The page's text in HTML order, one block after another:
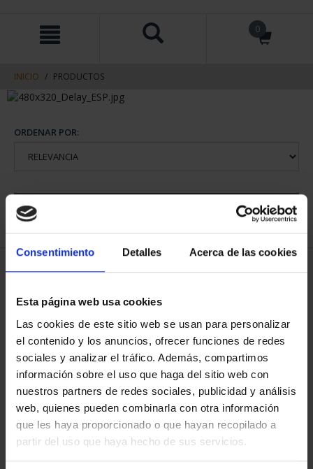
Consentimiento Detalles Acerca de las cookies
Esta página web usa cookies
Las cookies de este sitio web se usan para personalizar
el contenido y los anuncios, ofrecer funciones de redes
sociales y analizar el tráfico. Además, compartimos
información sobre el uso que haga del sitio web con
nuestros partners de redes sociales, publicidad y análisis
web, quienes pueden combinarla con otra información
que les haya proporcionado o que hayan recopilado a
partir del uso que haya hecho de sus servicios.
contenido
navegacin
0
INICIO PRODUCTOS
ORDENAR POR:
1 Productos encontrados